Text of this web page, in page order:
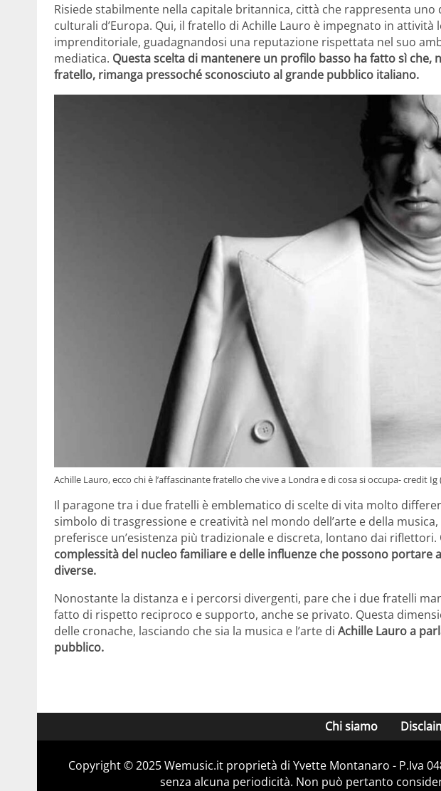
Risiede stabilmente nella capitale britannica, città che rappresenta
culturali d’Europa. Qui, il fratello di Achille Lauro è impegnato in
imprenditoriale, guadagnandosi una reputazione rispettata nel suo
mediatica. Questa scelta di mantenere un profilo basso ha fatto sì che,
fratello, rimanga pressoché sconosciuto al grande pubblico italiano.
Achille Lauro, ecco chi è l’affascinante fratello che vive a Londra e di cosa si occupa- credit
Il paragone tra i due fratelli è emblematico di scelte di vita molto
simbolo di trasgressione e creatività nel mondo dell’arte e della
preferisce un’esistenza più tradizionale e discreta, lontano dai riflettori.
complessità del nucleo familiare e delle influenze che possono portare
diverse.
Nonostante la distanza e i percorsi divergenti, pare che i due fratelli
fatto di rispetto reciproco e supporto, anche se privato. Questa
delle cronache, lasciando che sia la musica e l’arte di Achille Lauro a
pubblico.
Chi siamo
Copyright © 2025 Wemusic.it proprietà di Yvette Montanaro - P.Iva
senza alcuna periodicità. Non può pertanto